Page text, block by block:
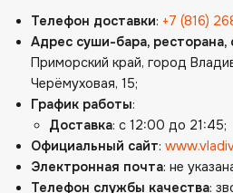
Телефон доставки: +7 (816)
Адрес суши-бара, ресторана,
Приморский край, город
Черёмуховая, 15;
График работы:
Доставка: с 12:00 до 21:45;
Официальный сайт:
Электронная почта: не
Телефон службы качества: